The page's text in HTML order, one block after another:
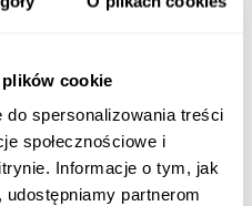
cookie
spersonalizowania treści
społecznościowe i
Informacje o tym, jak
partnerom
sertralina
depresji lub jako
być stosowane
używane naturalne
psychiczne to: